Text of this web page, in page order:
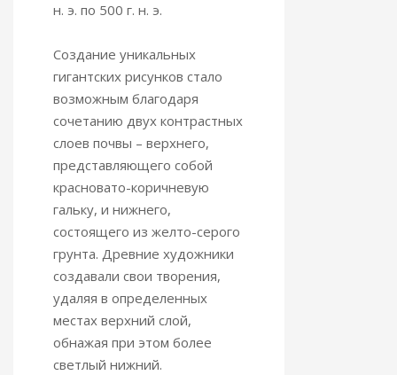
н. э. по 500 г. н. э.
Создание уникальных
гигантских рисунков стало
возможным благодаря
сочетанию двух контрастных
слоев почвы – верхнего,
представляющего собой
красновато-коричневую
гальку, и нижнего,
состоящего из желто-серого
грунта. Древние художники
создавали свои творения,
удаляя в определенных
местах верхний слой,
обнажая при этом более
светлый нижний.